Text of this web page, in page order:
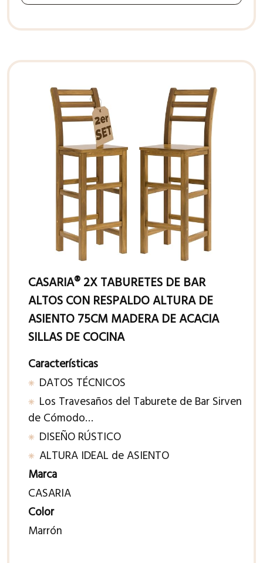
CASARIA® 2X TABURETES DE BAR
ALTOS CON RESPALDO ALTURA DE
ASIENTO 75CM MADERA DE ACACIA
SILLAS DE COCINA
Características
DATOS TÉCNICOS
Los Travesaños del Taburete de Bar Sirven
de Cómodo…
DISEÑO RÚSTICO
ALTURA IDEAL de ASIENTO
Marca
CASARIA
Color
Marrón